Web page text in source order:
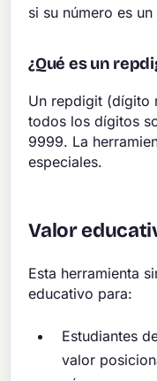
si su número es
¿Qué es un
Un repdigit (dígito
todos los dígitos
9999. La
especiales.
Valor
Esta herramienta
educativo para:
Estudiantes
valor